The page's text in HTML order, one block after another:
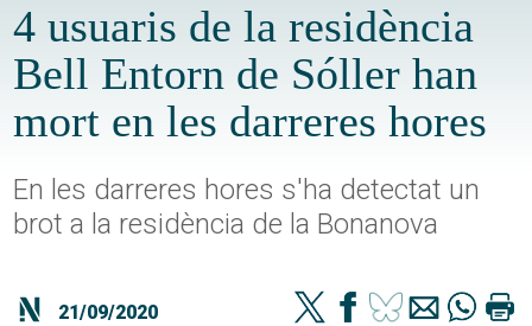
4 usuaris de la residència
Bell Entorn de Sóller han
mort en les darreres hores
En les darreres hores s'ha detectat un
brot a la residència de la Bonanova
21/09/2020